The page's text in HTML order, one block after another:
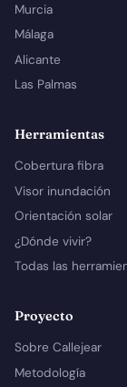
Murcia
Málaga
Alicante
Las Palmas
Herramientas
Cobertura fibra
Visor inundación
Orientación solar
¿Dónde vivir?
Todas las
Proyecto
Sobre Callejear
Metodología